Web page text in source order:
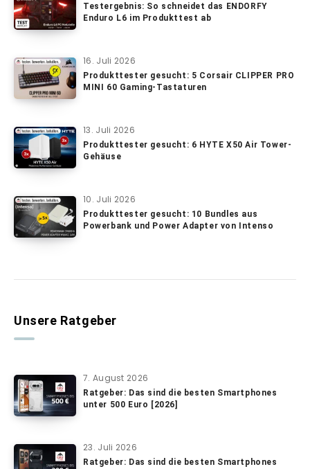
Testergebnis: So schneidet das ENDORFY
Enduro L6 im Produkttest ab
16. Juli 2026
Produkttester gesucht: 5 Corsair CLIPPER PRO
MINI 60 Gaming-Tastaturen
13. Juli 2026
Produkttester gesucht: 6 HYTE X50 Air Tower-
Gehäuse
10. Juli 2026
Produkttester gesucht: 10 Bundles aus
Powerbank und Power Adapter von Intenso
Unsere Ratgeber
7. August 2026
Ratgeber: Das sind die besten Smartphones
unter 500 Euro [2026]
23. Juli 2026
Ratgeber: Das sind die besten Smartphones